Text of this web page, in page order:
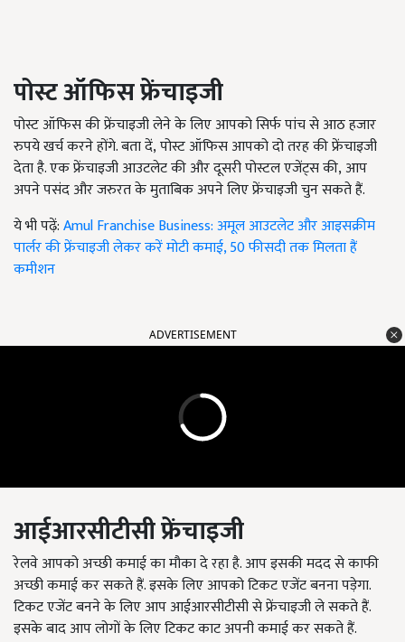
पोस्ट ऑफिस फ्रेंचाइजी
पोस्ट ऑफिस की फ्रेंचाइजी लेने के लिए आपको सिर्फ पांच से आठ हजार
रुपये खर्च करने होंगे. बता दें,पोस्ट ऑफिस आपको दो तरह की फ्रेंचाइजी
देता है. एक फ्रेंचाइजी आउटलेट की और दूसरी पोस्टल एजेंट्स की,आप
अपने पसंद और जरुरत के मुताबिक अपने लिए फ्रेंचाइजी चुन सकते हैं.
ये भी पढ़ें:Amul Franchise Business: अमूल आउटलेट और आइसक्रीम
पार्लर की फ्रेंचाइजी लेकर करें मोटी कमाई, 50 फीसदी तक मिलता हैं
कमीशन
ADVERTISEMENT
आईआरसीटीसी फ्रेंचाइजी
रेलवे आपको अच्छी कमाई का मौका दे रहा है. आप इसकी मदद से काफी
अच्छी कमाई कर सकते हैं. इसके लिए आपको टिकट एजेंट बनना पड़ेगा.
टिकट एजेंट बनने के लिए आप आईआरसीटीसी से फ्रेंचाइजी ले सकते हैं.
इसके बाद आप लोगों के लिए टिकट काट अपनी कमाई कर सकते हैं.